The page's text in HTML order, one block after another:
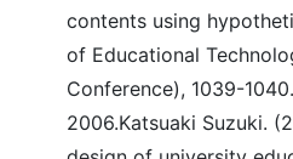
contents using
of Educational
Conference), 1039-
2006.Katsuaki Suzuki.